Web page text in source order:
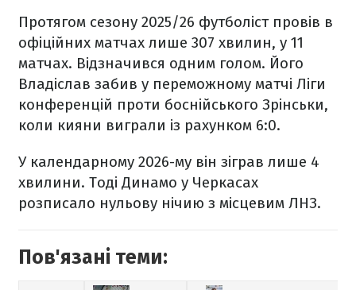
Протягом сезону 2025/26 футболіст провів в
офіційних матчах лише 307 хвилин, у 11
матчах. Відзначився одним голом. Його
Владіслав забив у переможному матчі Ліги
конференцій проти боснійського Зрінськи,
коли кияни виграли із рахунком 6:0.
У календарному 2026-му він зіграв лише 4
хвилини. Тоді Динамо у Черкасах
розписало нульову нічию з місцевим ЛНЗ.
Пов'язані теми: